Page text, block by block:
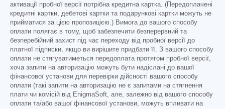
активації пробної версії потрібна кредитна картка. (Передоплачені
кредитні картки, дебетові картки та подарункові картки можуть не
прийматися за цією пропозицією.) Вимога до вашого способу
оплати полягає в тому, щоб забезпечити безперервний та
безперебійний захист під час переходу від пробної версії до
платної підписки, якщо ви вирішите придбати її. З вашого способу
оплати не стягуватиметься передоплата протягом пробної версії,
хоча запити на авторизацію можуть бути надіслані до вашої
фінансової установи для перевірки дійсності вашого способу
оплати (такі запити на авторизацію не є запитами на стягнення
плати чи комісій від EnigmaSoft, але, залежно від вашого способу
оплати та/або вашої фінансової установи, можуть впливати на